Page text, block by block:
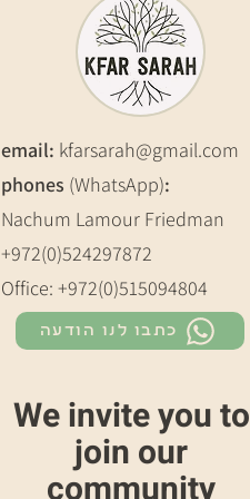
email: kfarsarah@gmail.com
phones (WhatsApp):
Nachum Lamour Friedman
+972(0)524297872
Office: +972(0)515094804
כתבו לנו הודעה
We invite you to
join our